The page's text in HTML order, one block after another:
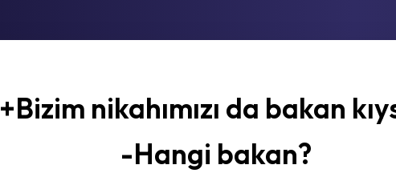
+Bizim nikahımızı da bakan
-Hangi bakan?